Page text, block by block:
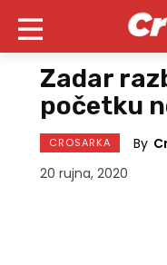
Zadar
početku
CROSARKA By
20 rujna, 2020